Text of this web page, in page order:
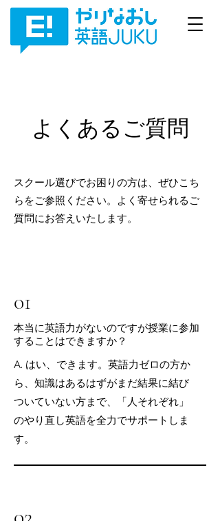
よくあるご質問
スクール選びでお困りの方は、ぜひこち
らをご参照ください。よく寄せられるご
質問にお答えいたします。
01
本当に英語力がないのですが授業に参加
することはできますか？
A. はい、できます。英語力ゼロの方か
ら、知識はあるはずがまだ結果に結び
ついていない方まで、「人それぞれ」
のやり直し英語を全力でサポートしま
す。